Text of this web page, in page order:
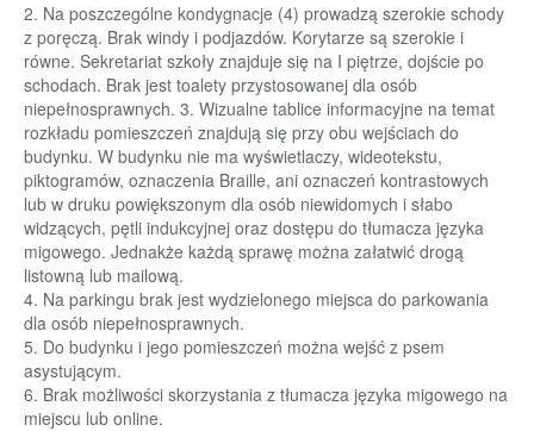
2. Na poszczególne kondygnacje (4) prowadzą szerokie schody
z poręczą. Brak windy i podjazdów. Korytarze są szerokie i
równe. Sekretariat szkoły znajduje się na I piętrze, dojście po
schodach. Brak jest toalety przystosowanej dla osób
niepełnosprawnych. 3. Wizualne tablice informacyjne na temat
rozkładu pomieszczeń znajdują się przy obu wejściach do
budynku. W budynku nie ma wyświetlaczy, wideotekstu,
piktogramów, oznaczenia Braille, ani oznaczeń kontrastowych
lub w druku powiększonym dla osób niewidomych i słabo
widzących, pętli indukcyjnej oraz dostępu do tłumacza języka
migowego. Jednakże każdą sprawę można załatwić drogą
listowną lub mailową.
4. Na parkingu brak jest wydzielonego miejsca do parkowania
dla osób niepełnosprawnych.
5. Do budynku i jego pomieszczeń można wejść z psem
asystującym.
6. Brak możliwości skorzystania z tłumacza języka migowego na
miejscu lub online.